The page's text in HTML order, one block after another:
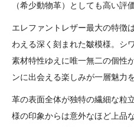
（希少動物革）としても高い評
エレファントレザー最大の特徴
わえる深く刻まれた皺模様。シ
素材特性ゆえに唯一無二の個性
ンに出会える楽しみが一層魅力
革の表面全体が独特の繊細な粒
様の印象からは意外なほど上品